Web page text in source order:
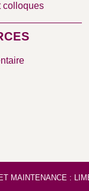
colloques
ET MAINTENANCE :